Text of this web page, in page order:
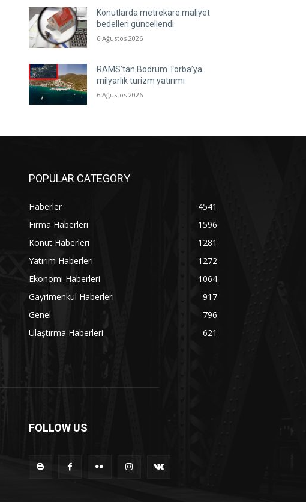
Konutlarda metrekare maliyet
bedelleri güncellendi
6 Ağustos 2026
RAMS’tan Bodrum Torba’ya
milyarlık turizm yatırımı
6 Ağustos 2026
POPULAR CATEGORY
Haberler
4541
Firma Haberleri
1596
Konut Haberleri
1281
Yatırım Haberleri
1272
Ekonomi Haberleri
1064
Gayrimenkul Haberleri
917
Genel
796
Ulaştırma Haberleri
621
FOLLOW US